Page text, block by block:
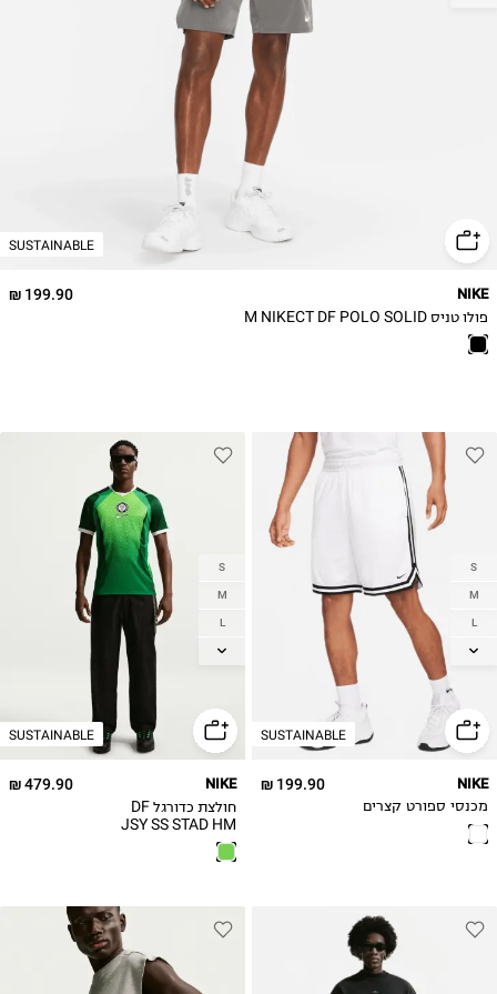
SUSTAINABLE
199.90 ₪ NIKE
פולו טניס M NIKECT DF POLO SOLID
SUSTAINABLE
S
M
L
XL
199.90 ₪ NIKE
מכנסי ספורט קצרים
SUSTAINABLE
S
M
L
XL
479.90 ₪ NIKE
חולצת כדורגל DF
JSY SS STAD HM